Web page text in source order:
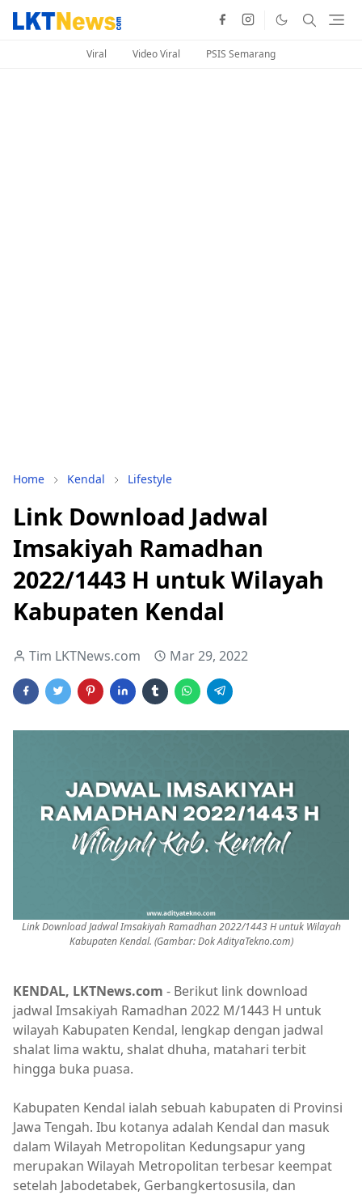
Viral Video Viral PSIS Semarang
Home Kendal Lifestyle
Link Download Jadwal
Imsakiyah Ramadhan
2022/1443 H untuk Wilayah
Kabupaten Kendal
Tim LKTNews.com Mar 29, 2022
Link Download Jadwal Imsakiyah Ramadhan 2022/1443 H untuk Wilayah
Kabupaten Kendal. (Gambar: Dok AdityaTekno.com)
KENDAL, LKTNews.com - Berikut link download
jadwal Imsakiyah Ramadhan 2022 M/1443 H untuk
wilayah Kabupaten Kendal, lengkap dengan jadwal
shalat lima waktu, shalat dhuha, matahari terbit
hingga buka puasa.
Kabupaten Kendal ialah sebuah kabupaten di Provinsi
Jawa Tengah. Ibu kotanya adalah Kendal dan masuk
dalam Wilayah Metropolitan Kedungsapur yang
merupakan Wilayah Metropolitan terbesar keempat
setelah Jabodetabek, Gerbangkertosusila, dan